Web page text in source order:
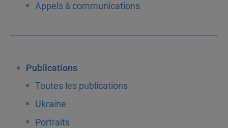
Appels à communications
Publications
Toutes les publications
Ukraine
Portraits